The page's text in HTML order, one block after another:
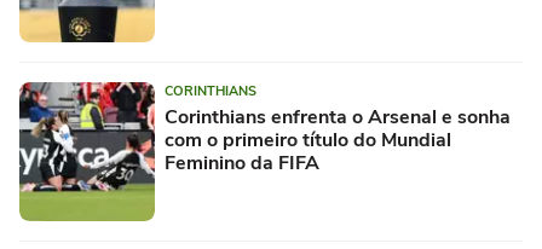
CORINTHIANS
Corinthians enfrenta o Arsenal e sonha
com o primeiro título do Mundial
Feminino da FIFA